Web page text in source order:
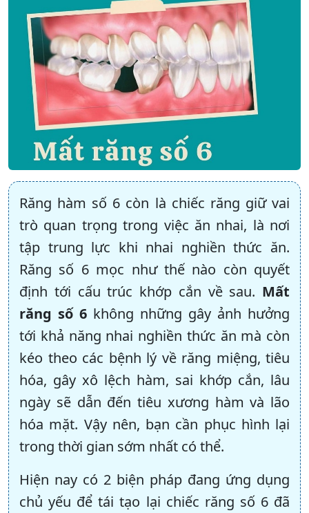
Răng hàm số 6 còn là chiếc răng giữ vai
trò quan trọng trong việc ăn nhai, là nơi
tập trung lực khi nhai nghiền thức ăn.
Răng số 6 mọc như thế nào còn quyết
định tới cấu trúc khớp cắn về sau. Mất
răng số 6 không những gây ảnh hưởng
tới khả năng nhai nghiền thức ăn mà còn
kéo theo các bệnh lý về răng miệng, tiêu
hóa, gây xô lệch hàm, sai khớp cắn, lâu
ngày sẽ dẫn đến tiêu xương hàm và lão
hóa mặt. Vậy nên, bạn cần phục hình lại
trong thời gian sớm nhất có thể.
Hiện nay có 2 biện pháp đang ứng dụng
chủ yếu để tái tạo lại chiếc răng số 6 đã